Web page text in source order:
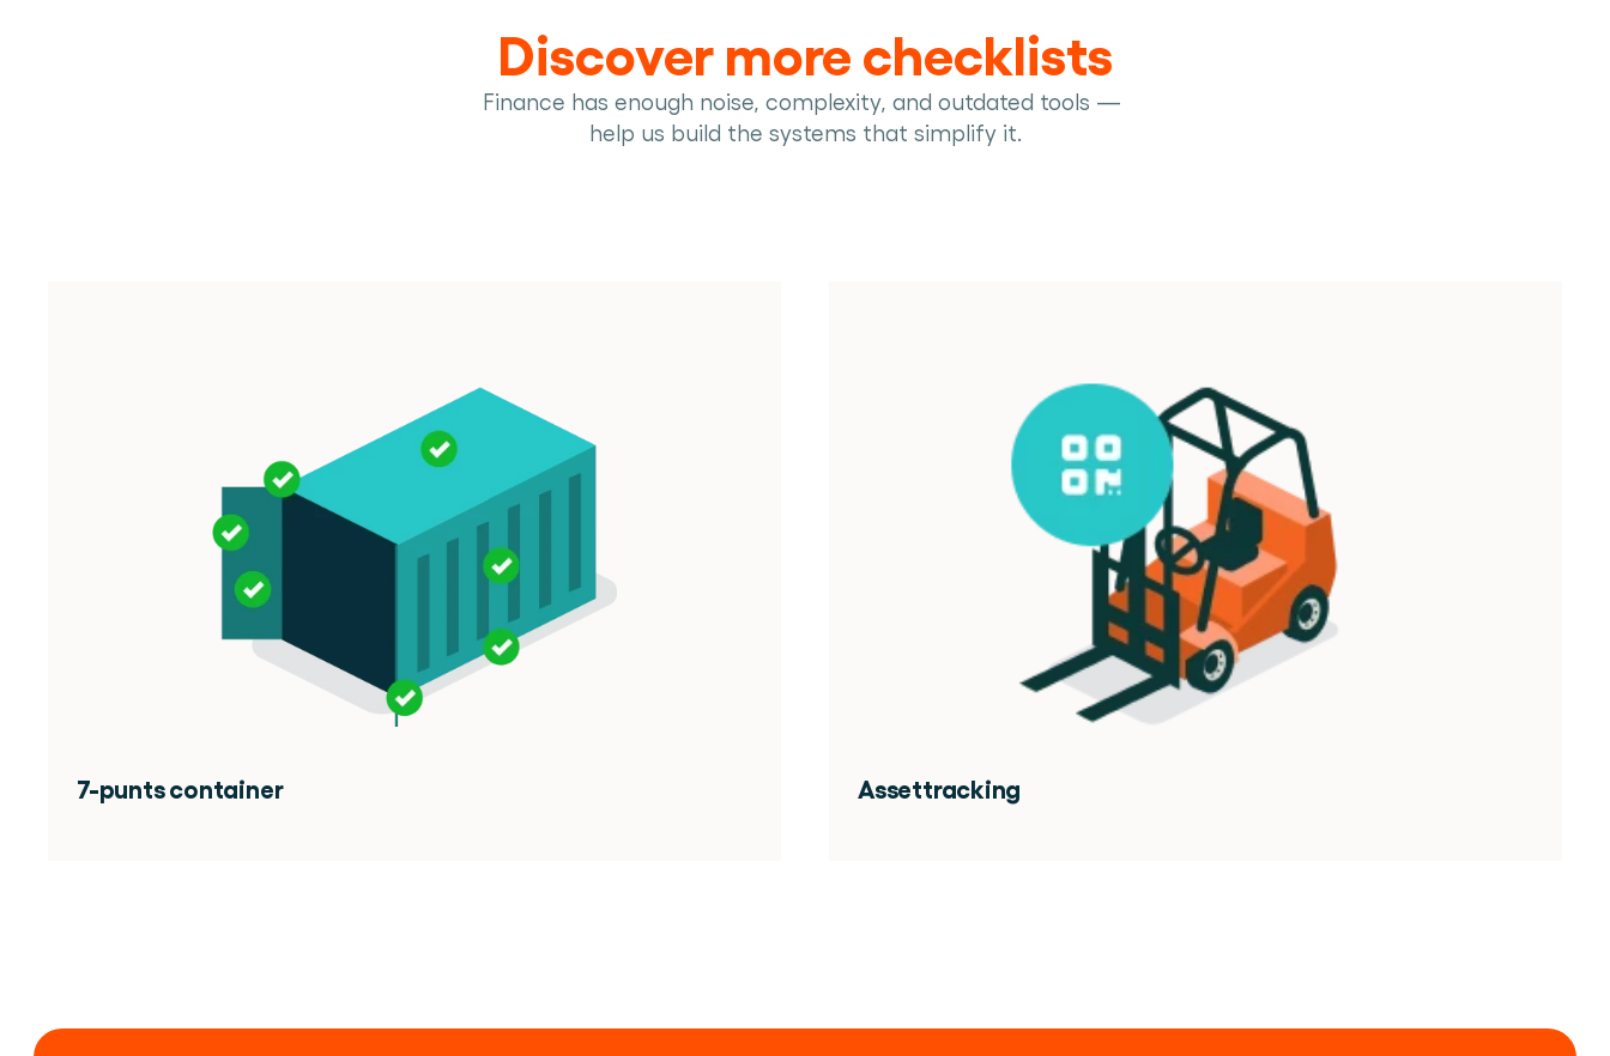
Discover more checklists
Finance has enough noise, complexity, and outdated tools —
help us build the systems that simplify it.
7-punts container Assettracking